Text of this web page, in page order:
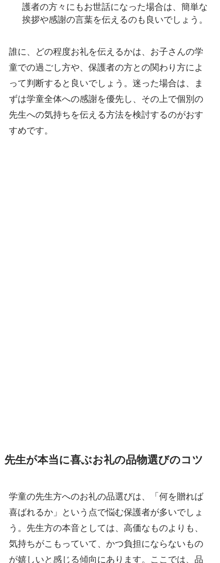
護者の方々にもお世話になった場合は、簡単な
挨拶や感謝の言葉を伝えるのも良いでしょう。
誰に、どの程度お礼を伝えるかは、お子さんの学
童での過ごし方や、保護者の方との関わり方によ
って判断すると良いでしょう。迷った場合は、ま
ずは学童全体への感謝を優先し、その上で個別の
先生への気持ちを伝える方法を検討するのがおす
すめです。
先生が本当に喜ぶお礼の品物選びのコツ
学童の先生方へのお礼の品選びは、「何を贈れば
喜ばれるか」という点で悩む保護者が多いでしょ
う。先生方の本音としては、高価なものよりも、
気持ちがこもっていて、かつ負担にならないもの
が嬉しいと感じる傾向にあります。ここでは、品